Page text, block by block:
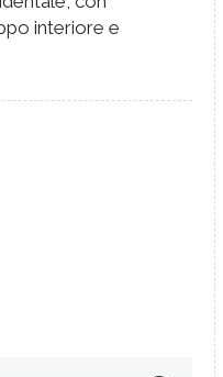
interiore e